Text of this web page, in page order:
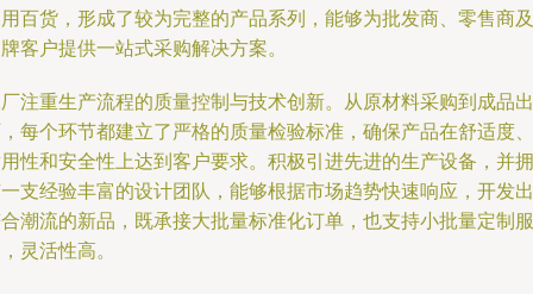
百货，形成了较为完整的产品系列，能够为批发商、零售商及
客户提供一站式采购解决方案。
注重生产流程的质量控制与技术创新。从原材料采购到成品出
每个环节都建立了严格的质量检验标准，确保产品在舒适度、
性和安全性上达到客户要求。积极引进先进的生产设备，并拥
支经验丰富的设计团队，能够根据市场趋势快速响应，开发出
潮流的新品，既承接大批量标准化订单，也支持小批量定制服
灵活性高。